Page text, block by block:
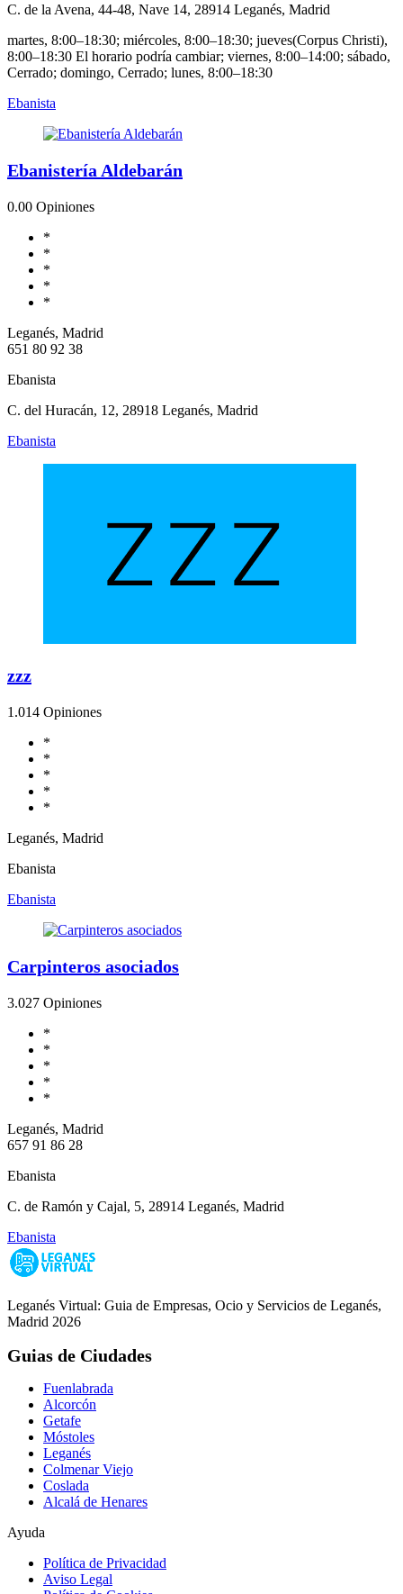
C. de la Avena, 44-48, Nave 14, 28914 Leganés, Madrid
martes, 8:00–18:30; miércoles, 8:00–18:30; jueves(Corpus Christi),
8:00–18:30 El horario podría cambiar; viernes, 8:00–14:00; sábado,
Cerrado; domingo, Cerrado; lunes, 8:00–18:30
Ebanista
Ebanistería Aldebarán
0.00 Opiniones
*
*
*
*
*
Leganés, Madrid
651 80 92 38
Ebanista
C. del Huracán, 12, 28918 Leganés, Madrid
Ebanista
zzz
1.014 Opiniones
*
*
*
*
*
Leganés, Madrid
Ebanista
Ebanista
Carpinteros asociados
3.027 Opiniones
*
*
*
*
*
Leganés, Madrid
657 91 86 28
Ebanista
C. de Ramón y Cajal, 5, 28914 Leganés, Madrid
Ebanista
Leganés Virtual: Guia de Empresas, Ocio y Servicios de Leganés,
Madrid 2026
Guias de Ciudades
Fuenlabrada
Alcorcón
Getafe
Móstoles
Leganés
Colmenar Viejo
Coslada
Alcalá de Henares
Ayuda
Política de Privacidad
Aviso Legal